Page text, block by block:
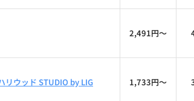
年｜rimad株式会社 代表取締役（2025
年｜reslog株式会社 代表取締役
年〜｜個人開発者・マイクロSaaS開発
（ディレクター・アートディレクターとして
2,491円〜
リウッド STUDIO by LIG 1,733円〜